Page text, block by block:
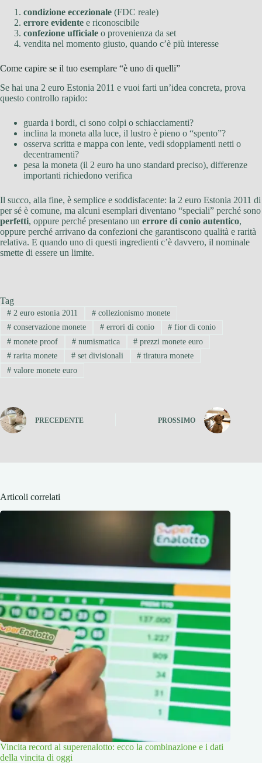
condizione eccezionale (FDC reale)
errore evidente e riconoscibile
confezione ufficiale o provenienza da set
vendita nel momento giusto, quando c’è più interesse
Come capire se il tuo esemplare “è uno di quelli”
Se hai una 2 euro Estonia 2011 e vuoi farti un’idea concreta, prova
questo controllo rapido:
guarda i bordi, ci sono colpi o schiacciamenti?
inclina la moneta alla luce, il lustro è pieno o “spento”?
osserva scritta e mappa con lente, vedi sdoppiamenti netti o
decentramenti?
pesa la moneta (il 2 euro ha uno standard preciso), differenze
importanti richiedono verifica
Il succo, alla fine, è semplice e soddisfacente: la 2 euro Estonia 2011 di
per sé è comune, ma alcuni esemplari diventano “speciali” perché sono
perfetti, oppure perché presentano un errore di conio autentico,
oppure perché arrivano da confezioni che garantiscono qualità e rarità
relativa. E quando uno di questi ingredienti c’è davvero, il nominale
smette di essere un limite.
Tag
#2 euro estonia 2011 #collezionismo monete
#conservazione monete #errori di conio # fior di conio
#monete proof #numismatica # prezzi monete euro
#rarita monete #set divisionali # tiratura monete
#valore monete euro
PRECEDENTE PROSSIMO
Articoli correlati
Vincita record al superenalotto: ecco la combinazione e i dati
della vincita di oggi